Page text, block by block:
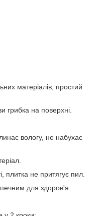
матеріалів, простий
грибка на поверхні.
вологу, не набухає
плитка не притягує пил.
для здоров'я.